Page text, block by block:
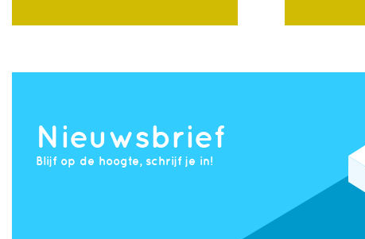
Nieuwsbrief
Blijf op de hoogte, schrijf je in!